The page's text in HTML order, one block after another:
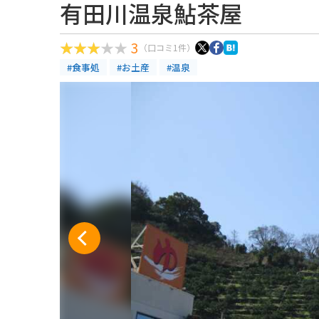
有田川温泉鮎茶屋
3 （口コミ1件）
#食事処 #お土産 #温泉